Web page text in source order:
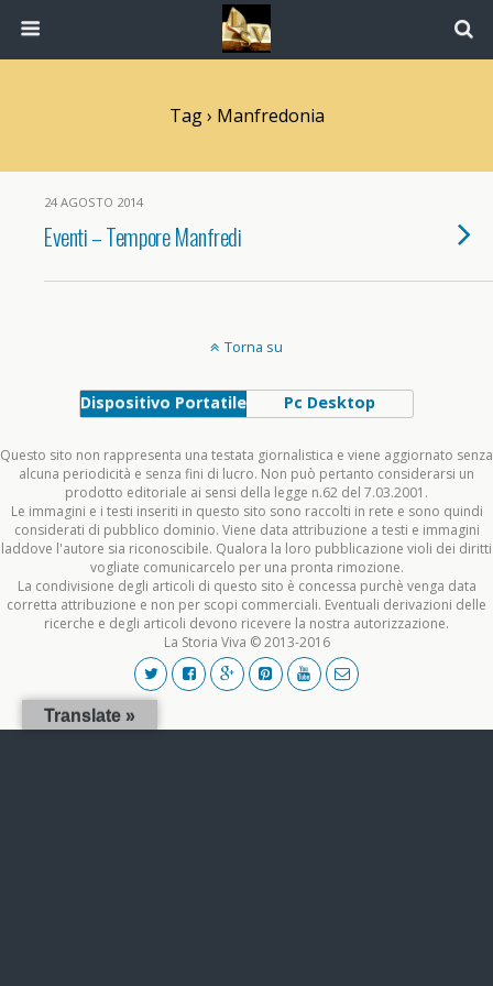
Tag › Manfredonia
24 AGOSTO 2014
Eventi – Tempore Manfredi
Torna su
Dispositivo Portatile Pc Desktop
Questo sito non rappresenta una testata giornalistica e viene aggiornato senza
alcuna periodicità e senza fini di lucro. Non può pertanto considerarsi un
prodotto editoriale ai sensi della legge n.62 del 7.03.2001.
Le immagini e i testi inseriti in questo sito sono raccolti in rete e sono quindi
considerati di pubblico dominio. Viene data attribuzione a testi e immagini
laddove l'autore sia riconoscibile. Qualora la loro pubblicazione violi dei diritti
vogliate comunicarcelo per una pronta rimozione.
La condivisione degli articoli di questo sito è concessa purchè venga data
corretta attribuzione e non per scopi commerciali. Eventuali derivazioni delle
ricerche e degli articoli devono ricevere la nostra autorizzazione.
La Storia Viva © 2013-2016
Translate »